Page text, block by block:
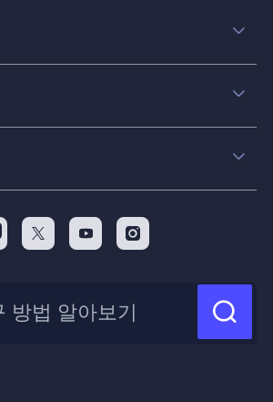
더
터 복구 팁
복구 팁
션 팁
팁
  
